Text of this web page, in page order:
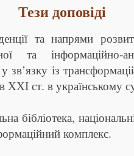
Тези доповіді
та напрями
та інформаційно-
у зв’язку із
ст. в українському
бібліотека,
комплекс.